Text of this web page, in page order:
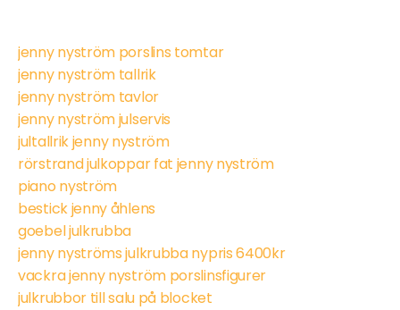
jenny nyström porslins tomtar
jenny nyström tallrik
jenny nyström tavlor
jenny nyström julservis
jultallrik jenny nyström
rörstrand julkoppar fat jenny nyström
piano nyström
bestick jenny åhlens
goebel julkrubba
jenny nyströms julkrubba nypris 6400kr
vackra jenny nyström porslinsfigurer
julkrubbor till salu på blocket